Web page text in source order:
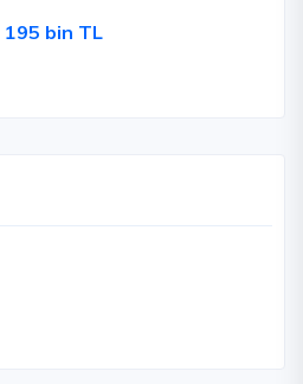
195 bin TL